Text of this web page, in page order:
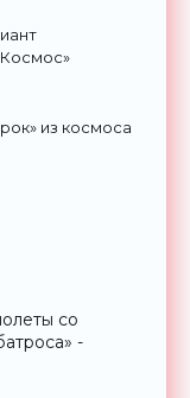
из космоса
со
-